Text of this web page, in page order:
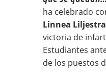
ha celebrado
Linnea
victoria de
Estudiantes
de los puestos